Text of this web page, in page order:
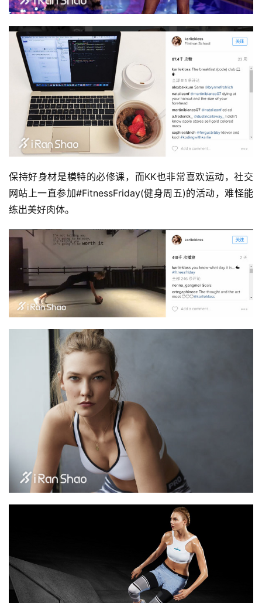
备
训
练
户
精
选
运
集
保持好身材是模特的必修课，而KK也非常喜欢运动，社交
网站上一直参加#FitnessFriday(健身周五)的活动，难怪能
练出美好肉体。